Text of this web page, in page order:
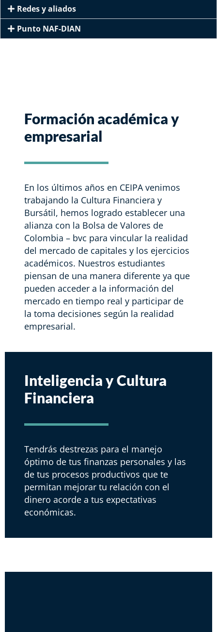
Redes y aliados
Punto NAF-DIAN
Formación académica y
empresarial​
En los últimos años en CEIPA venimos
trabajando la Cultura Financiera y
Bursátil, hemos logrado establecer una
alianza con la Bolsa de Valores de
Colombia – bvc para vincular la realidad
del mercado de capitales y los ejercicios
académicos. Nuestros estudiantes
piensan de una manera diferente ya que
pueden acceder a la información del
mercado en tiempo real y participar de
la toma decisiones según la realidad
empresarial.
Inteligencia y Cultura
Financiera​
Tendrás destrezas para el manejo
óptimo de tus finanzas personales y las
de tus procesos productivos que te
permitan mejorar tu relación con el
dinero acorde a tus expectativas
económicas.